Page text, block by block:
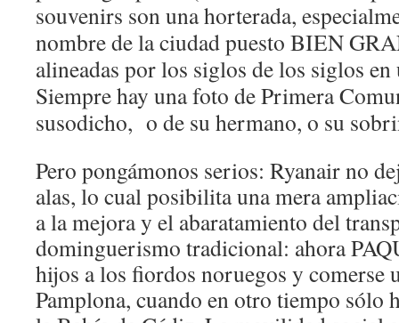
souvenirs son una horterada,
nombre de la ciudad puesto BIEN
alineadas por los siglos de los siglos en
Siempre hay una foto de Primera
susodicho, o de su hermano, o su
Pero pongámonos serios: Ryanair no
alas, lo cual posibilita una mera
a la mejora y el abaratamiento del
dominguerismo tradicional: ahora
hijos a los fiordos noruegos y comerse
Pamplona, cuando en otro tiempo sólo